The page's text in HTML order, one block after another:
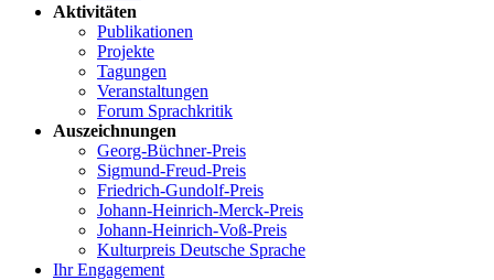
Aktivitäten
Publikationen
Projekte
Tagungen
Veranstaltungen
Forum Sprachkritik
Auszeichnungen
Georg-Büchner-Preis
Sigmund-Freud-Preis
Friedrich-Gundolf-Preis
Johann-Heinrich-Merck-Preis
Johann-Heinrich-Voß-Preis
Kulturpreis Deutsche Sprache
Ihr Engagement